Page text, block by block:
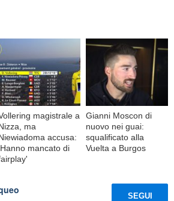
magistrale a
ma
accusa:
mancato di
Gianni Moscon di
nuovo nei guai:
squalificato alla
Vuelta a Burgos
SEGUI